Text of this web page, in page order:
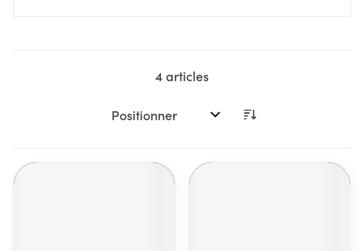
4articles
Trier par: